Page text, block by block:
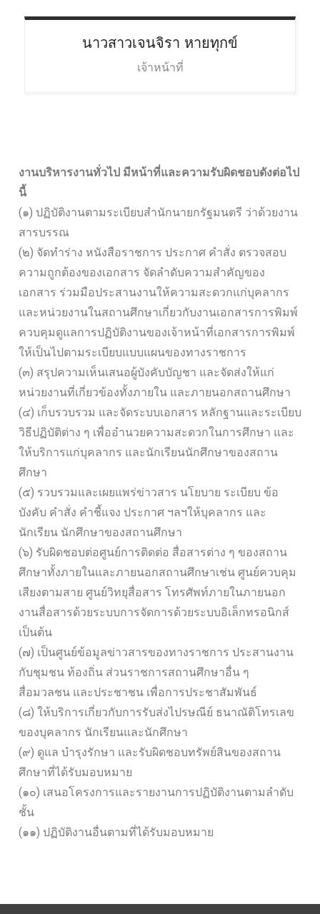
นาวสาวเจนจิรา หายทุกข์
เจ้าหน้าที่
งานบริหารงานทั่วไป มีหน้าที่และความรับผิดชอบดังต่อไป
นี้
(๑) ปฏิบัติงานตามระเบียบสำนักนายกรัฐมนตรี ว่าด้วยงาน
สารบรรณ
(๒) จัดทำร่าง หนังสือราชการ ประกาศ คำสั่ง ตรวจสอบ
ความถูกต้องของเอกสาร จัดลำดับความสำคัญของ
เอกสาร ร่วมมือประสานงานให้ความสะดวกแก่บุคลากร
และหน่วยงานในสถานศึกษาเกี่ยวกับงานเอกสารการพิมพ์
ควบคุมดูแลการปฏิบัติงานของเจ้าหน้าที่เอกสารการพิมพ์
ให้เป็นไปตามระเบียบแบบแผนของทางราชการ
(๓) สรุปความเห็นเสนอผู้บังคับบัญชา และจัดส่งให้แก่
หน่วยงานที่เกี่ยวข้องทั้งภายใน และภายนอกสถานศึกษา
(๔) เก็บรวบรวม และจัดระบบเอกสาร หลักฐานและระเบียบ
วิธีปฏิบัติต่าง ๆ เพื่ออำนวยความสะดวกในการศึกษา และ
ให้บริการแก่บุคลากร และนักเรียนนักศึกษาของสถาน
ศึกษา
(๕) รวบรวมและเผยแพร่ข่าวสาร นโยบาย ระเบียบ ข้อ
บังคับ คำสั่ง คำชี้แจง ประกาศ ฯลฯให้บุคลากร และ
นักเรียน นักศึกษาของสถานศึกษา
(๖) รับผิดชอบต่อศูนย์การติดต่อ สื่อสารต่าง ๆ ของสถาน
ศึกษาทั้งภายในและภายนอกสถานศึกษาเช่น ศูนย์ควบคุม
เสียงตามสาย ศูนย์วิทยุสื่อสาร โทรศัพท์ภายในภายนอก
งานสื่อสารด้วยระบบการจัดการด้วยระบบอิเล็กทรอนิกส์
เป็นต้น
(๗) เป็นศูนย์ข้อมูลข่าวสารของทางราชการ ประสานงาน
กับชุมชน ท้องถิ่น ส่วนราชการสถานศึกษาอื่น ๆ
สื่อมวลชน และประชาชน เพื่อการประชาสัมพันธ์
(๘) ให้บริการเกี่ยวกับการรับส่งไปรษณีย์ ธนาณัติโทรเลข
ของบุคลากร นักเรียนและนักศึกษา
(๙) ดูแล บำรุงรักษา และรับผิดชอบทรัพย์สินของสถาน
ศึกษาที่ได้รับมอบหมาย
(๑๐) เสนอโครงการและรายงานการปฏิบัติงานตามลำดับ
ชั้น
(๑๑) ปฏิบัติงานอื่นตามที่ได้รับมอบหมาย